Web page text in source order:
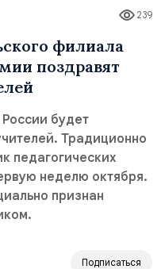
239
филиала
поздравят
будет
Традиционно
педагогических
неделю октября.
признан
Подписаться